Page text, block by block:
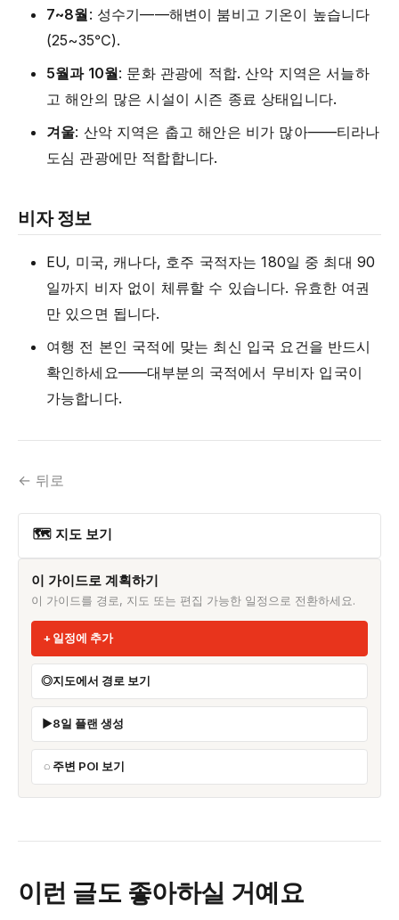
7~8월: 성수기——해변이 붐비고 기온이 높습니다
(25~35℃).
5월과 10월: 문화 관광에 적합. 산악 지역은 서늘하
고 해안의 많은 시설이 시즌 종료 상태입니다.
겨울: 산악 지역은 춥고 해안은 비가 많아——티라나
도심 관광에만 적합합니다.
비자 정보
EU, 미국, 캐나다, 호주 국적자는 180일 중 최대 90
일까지 비자 없이 체류할 수 있습니다. 유효한 여권
만 있으면 됩니다.
여행 전 본인 국적에 맞는 최신 입국 요건을 반드시
확인하세요——대부분의 국적에서 무비자 입국이
가능합니다.
← 뒤로
🗺 지도 보기
이 가이드로 계획하기
이 가이드를 경로, 지도 또는 편집 가능한 일정으로 전환하세요.
일정에 추가
지도에서 경로 보기
8일 플랜 생성
주변 POI 보기
이런 글도 좋아하실 거예요